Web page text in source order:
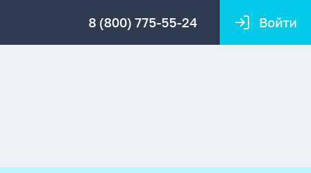
8 (800) 775-55-24 Войти